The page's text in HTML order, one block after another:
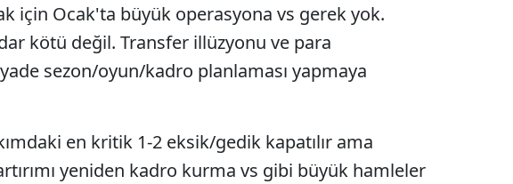
için Ocak'ta büyük operasyona vs gerek yok.
kötü değil. Transfer illüzyonu ve para
sezon/oyun/kadro planlaması yapmaya
en kritik 1-2 eksik/gedik kapatılır ama
yeniden kadro kurma vs gibi büyük hamleler